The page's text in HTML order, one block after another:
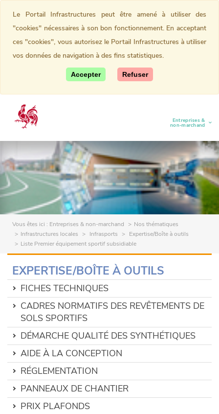
Entreprises &
non-marchand
(current)
Vous êtes ici : Entreprises & non-marchand
Nos thématiques
Infrastructures locales
Infrasports
Expertise/Boîte à outils
Liste Premier équipement sportif subsidiable
EXPERTISE/BOÎTE À OUTILS
FICHES TECHNIQUES
CADRES NORMATIFS DES REVÊTEMENTS DE
SOLS SPORTIFS
DÉMARCHE QUALITÉ DES SYNTHÉTIQUES
AIDE À LA CONCEPTION
RÉGLEMENTATION
PANNEAUX DE CHANTIER
PRIX PLAFONDS
Le Portail Infrastructures peut être amené à utiliser des
"cookies" nécessaires à son bon fonctionnement. En acceptant
ces "cookies", vous autorisez le Portail Infrastructures à utiliser
vos données de navigation à des fins statistiques.
Accepter Refuser